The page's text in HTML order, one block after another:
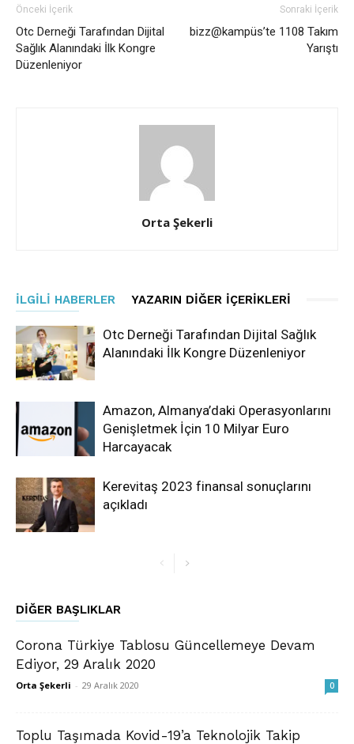
Önceki İçerik
Otc Derneği Tarafından Dijital
Sağlık Alanındaki İlk Kongre
Düzenleniyor
Sonraki İçerik
bizz@kampüs’te 1108 Takım
Yarıştı
Orta Şekerli
İLGILI HABERLER YAZARIN DIĞER İÇERIKLERI
Otc Derneği Tarafından Dijital Sağlık
Alanındaki İlk Kongre Düzenleniyor
Amazon, Almanya’daki Operasyonlarını
Genişletmek İçin 10 Milyar Euro
Harcayacak
Kerevitaş 2023 finansal sonuçlarını
açıkladı
DIĞER BAŞLIKLAR
Corona Türkiye Tablosu Güncellemeye Devam
Ediyor, 29 Aralık 2020
Orta Şekerli - 29 Aralık 2020 0
Toplu Taşımada Kovid-19’a Teknolojik Takip